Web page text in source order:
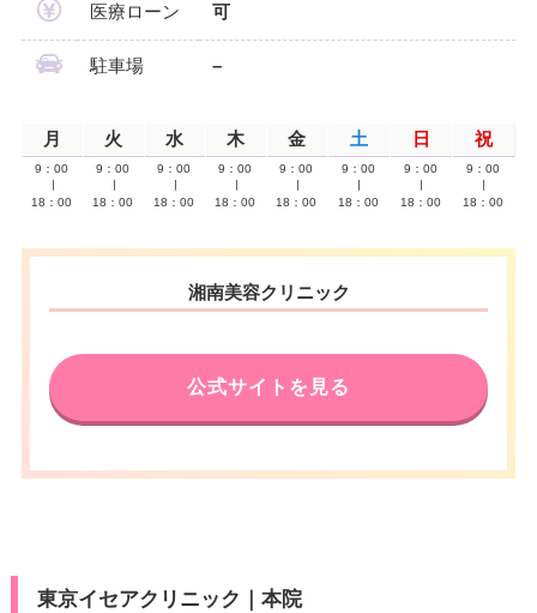
医療ローン 可
駐車場 –
月 火 水 木 金 土 日 祝
9：00
18：00
9：00
18：00
9：00
18：00
9：00
18：00
9：00
18：00
9：00
18：00
9：00
18：00
9：00
18：00
湘南美容クリニック
公式サイトを見る
東京イセアクリニック｜本院